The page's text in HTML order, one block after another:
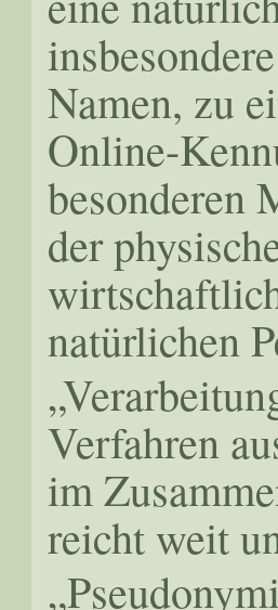
Namen, zu
Online-
besonderen
der
natürlichen
Verfahren
im
reicht weit